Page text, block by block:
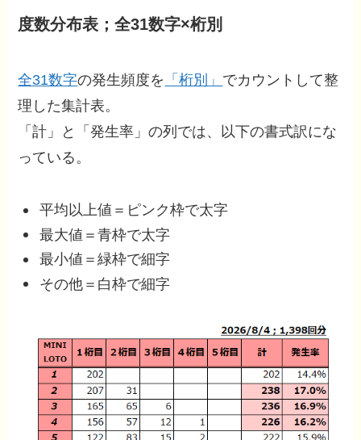
度数分布表；全31数字×桁別
全31数字の発生頻度を 「桁別」 でカウントして整
理した集計表。
「計」と「発生率」の列では、以下の書式訳にな
っている。
平均以上値＝ピンク枠で太字
最大値＝青枠で太字
最小値＝緑枠で細字
その他＝白枠で細字